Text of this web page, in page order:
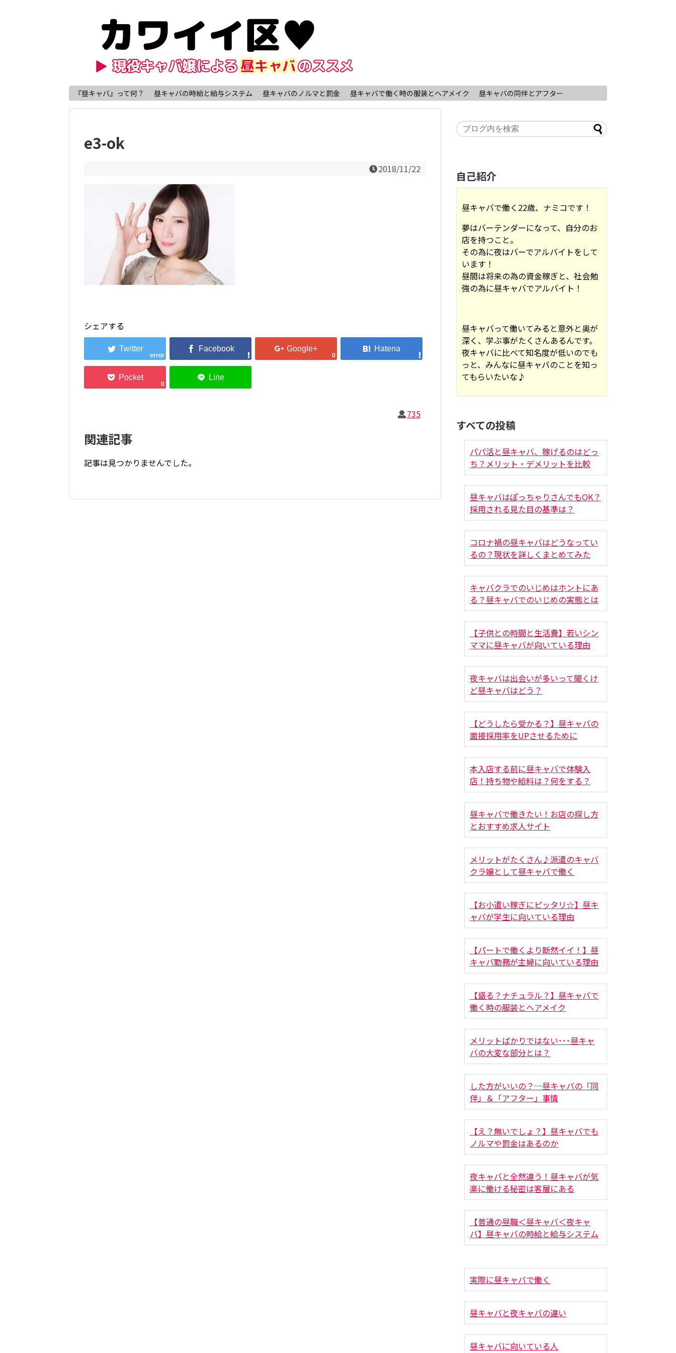
『昼キャバ』って何？ 昼キャバの時給と給与システム 昼キャバのノルマと罰金 昼キャバで働く時の服装とヘアメイク 昼キャバの同伴とアフター
e3-ok
2018/11/22
シェアする
error 0
0
735
関連記事
記事は見つかりませんでした。
自己紹介
昼キャバで働く22歳、ナミコです！
夢はバーテンダーになって、自分のお
店を持つこと。
その為に夜はバーでアルバイトをして
います！
昼間は将来の為の資金稼ぎと、社会勉
強の為に昼キャバでアルバイト！
昼キャバって働いてみると意外と奥が
深く、学ぶ事がたくさんあるんです。
夜キャバに比べて知名度が低いのでも
っと、みんなに昼キャバのことを知っ
てもらいたいな♪
すべての投稿
パパ活と昼キャバ、稼げるのはどっ
ち？メリット・デメリットを比較
昼キャバはぽっちゃりさんでもOK？
採用される見た目の基準は？
コロナ禍の昼キャバはどうなってい
るの？現状を詳しくまとめてみた
キャバクラでのいじめはホントにあ
る？昼キャバでのいじめの実態とは
【子供との時間と生活費】若いシン
ママに昼キャバが向いている理由
夜キャバは出会いが多いって聞くけ
ど昼キャバはどう？
【どうしたら受かる？】昼キャバの
面接採用率をUPさせるために
本入店する前に昼キャバで体験入
店！持ち物や給料は？何をする？
昼キャバで働きたい！お店の探し方
とおすすめ求人サイト
メリットがたくさん♪派遣のキャバ
クラ嬢として昼キャバで働く
【お小遣い稼ぎにピッタリ☆】昼キ
ャバが学生に向いている理由
【パートで働くより断然イイ！】昼
キャバ勤務が主婦に向いている理由
【盛る？ナチュラル？】昼キャバで
働く時の服装とヘアメイク
メリットばかりではない･･･昼キャ
バの大変な部分とは？
した方がいいの？─昼キャバの「同
伴」＆「アフター」事情
【え？無いでしょ？】昼キャバでも
ノルマや罰金はあるのか
夜キャバと全然違う！昼キャバが気
楽に働ける秘密は客層にある
【普通の昼職＜昼キャバ＜夜キャ
バ】昼キャバの時給と給与システム
実際に昼キャバで働く
昼キャバと夜キャバの違い
昼キャバに向いている人